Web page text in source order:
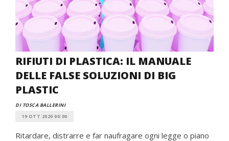
RIFIUTI DI PLASTICA: IL MANUALE
DELLE FALSE SOLUZIONI DI BIG
PLASTIC
DI TOSCA BALLERINI
19 OTT 2020 00:00
Ritardare, distrarre e far naufragare ogni legge o piano